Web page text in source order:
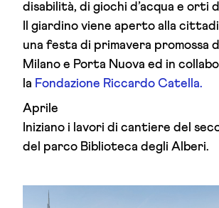
disabilità, di giochi d’acqua e orti
Il giardino viene aperto alla
una festa di primavera promossa
Milano e Porta Nuova ed in
la Fondazione Riccardo Catella.
Aprile
Iniziano i lavori di cantiere del
del parco Biblioteca degli Alberi.